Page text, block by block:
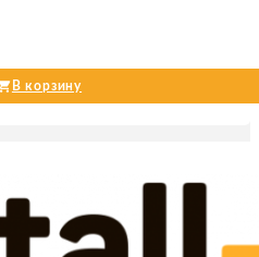
В корзину